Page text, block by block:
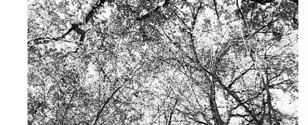
âmes
pour
les
faire
chanter